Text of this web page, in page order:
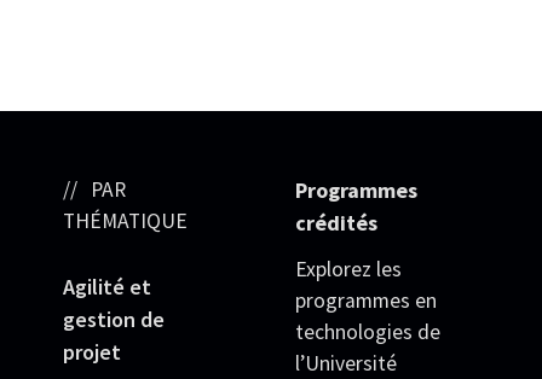
PAR
THÉMATIQUE
Agilité et
gestion de
projet
Programmes
crédités
Explorez les
programmes en
technologies de
l’Université